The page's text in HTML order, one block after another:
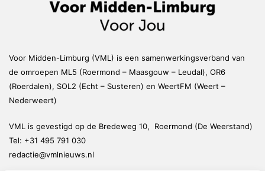
Voor Midden-Limburg (VML) is een samenwerkingsverband van
de omroepen ML5 (Roermond – Maasgouw – Leudal), OR6
(Roerdalen), SOL2 (Echt – Susteren) en WeertFM (Weert –
Nederweert)
VML is gevestigd op de Bredeweg 10, Roermond (De Weerstand)
Tel: +31 495 791 030
redactie@vmlnieuws.nl